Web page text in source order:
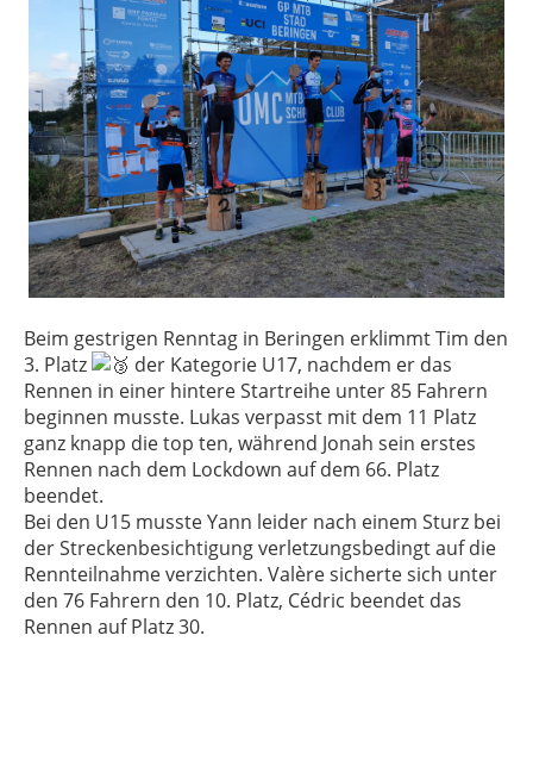
Beim gestrigen Renntag in Beringen erklimmt Tim den
3. Platz
der Kategorie U17, nachdem er das
Rennen in einer hintere Startreihe unter 85 Fahrern
beginnen musste. Lukas verpasst mit dem 11 Platz
ganz knapp die top ten, während Jonah sein erstes
Rennen nach dem Lockdown auf dem 66. Platz
beendet.
Bei den U15 musste Yann leider nach einem Sturz bei
der Streckenbesichtigung verletzungsbedingt auf die
Rennteilnahme verzichten. Valère sicherte sich unter
den 76 Fahrern den 10. Platz, Cédric beendet das
Rennen auf Platz 30.